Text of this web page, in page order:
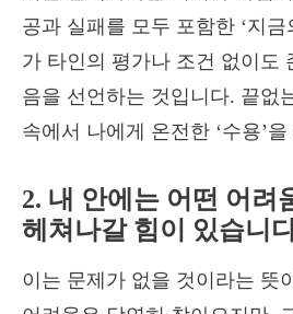
공과 실패를 모두 포함한 ‘지금
가 타인의 평가나 조건 없이도
음을 선언하는 것입니다. 끝없
속에서 나에게 온전한 ‘수용’
2. 내 안에는 어떤 어려
헤쳐나갈 힘이 있습니
이는 문제가 없을 것이라는 뜻